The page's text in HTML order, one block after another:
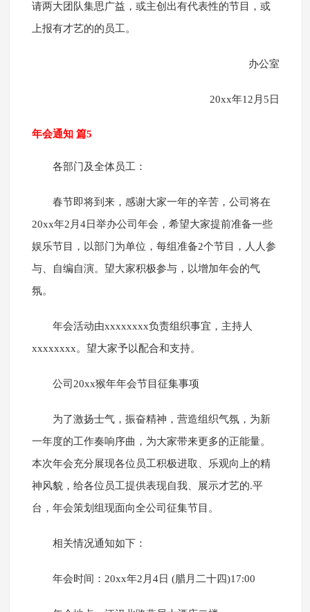
请两大团队集思广益，或主创出有代表性的节目，或
上报有才艺的的员工。
办公室
20xx年12月5日
年会通知 篇5
各部门及全体员工：
春节即将到来，感谢大家一年的辛苦，公司将在
20xx年2月4日举办公司年会，希望大家提前准备一些
娱乐节目，以部门为单位，每组准备2个节目，人人参
与、自编自演。望大家积极参与，以增加年会的气
氛。
年会活动由xxxxxxxx负责组织事宜，主持人
xxxxxxxx。望大家予以配合和支持。
公司20xx猴年年会节目征集事项
为了激扬士气，振奋精神，营造组织气氛，为新
一年度的工作奏响序曲，为大家带来更多的正能量。
本次年会充分展现各位员工积极进取、乐观向上的精
神风貌，给各位员工提供表现自我、展示才艺的.平
台，年会策划组现面向全公司征集节目。
相关情况通知如下：
年会时间：20xx年2月4日 (腊月二十四)17:00